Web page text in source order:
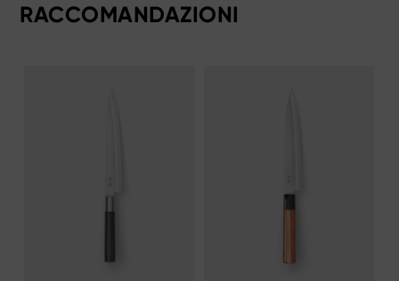
RACCOMANDAZIONI